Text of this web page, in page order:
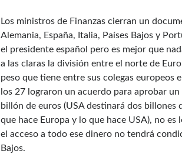
Los ministros de Finanzas cierran un
Alemania, España, Italia, Países Bajos y
el presidente español pero es mejor que
a las claras la división entre el norte de
peso que tiene entre sus colegas europeos
los 27 lograron un acuerdo para aprobar
billón de euros (USA destinará dos billones
que hace Europa y lo que hace USA), no
el acceso a todo ese dinero no tendrá
Bajos.